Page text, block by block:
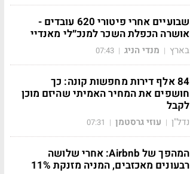
שבועיים אחרי פיטורי 620 עובדים -
אושרה הכפלת השכר למנכ״לי מאנדיי
בארץ | מנדי הניג |
07:43
84 אלף דירות מחפשות קונה: כך
חושפים את המחיר האמיתי שהיזם מוכן
לקבל
נדל"ן | עוזי גרסטמן |
07:31
המהפך של Airbnb: אחרי שלושה
רבעונים מאכזבים, המניה מזנקת 11%